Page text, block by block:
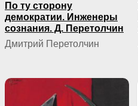
По ту сторону
демократии. Инженеры
сознания. Д. Перетолчин
Дмитрий Перетолчин